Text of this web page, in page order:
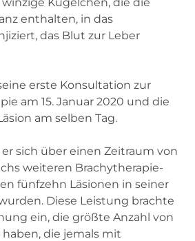
enthalten, in das
das Blut zur Leber
erste Konsultation zur
am 15. Januar 2020 und die
am selben Tag.
sich über einen Zeitraum von
weiteren Brachytherapie-
fünfzehn Läsionen in seiner
Diese Leistung brachte
ein, die größte Anzahl von
die jemals mit